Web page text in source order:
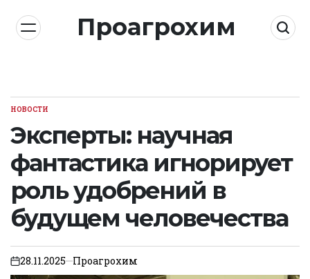
content
Проагрохим
POSTED
НОВОСТИ
Эксперты: научная
фантастика игнорирует
роль удобрений в
будущем человечества
on28.11.2025 Проагрохим